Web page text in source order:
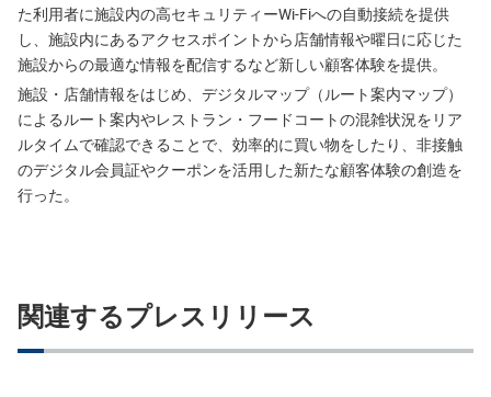
た利用者に施設内の高セキュリティーWi-Fiへの自動接続を提供
し、施設内にあるアクセスポイントから店舗情報や曜日に応じた
施設からの最適な情報を配信するなど新しい顧客体験を提供。
施設・店舗情報をはじめ、デジタルマップ（ルート案内マップ）
によるルート案内やレストラン・フードコートの混雑状況をリア
ルタイムで確認できることで、効率的に買い物をしたり、非接触
のデジタル会員証やクーポンを活用した新たな顧客体験の創造を
行った。
関連するプレスリリース